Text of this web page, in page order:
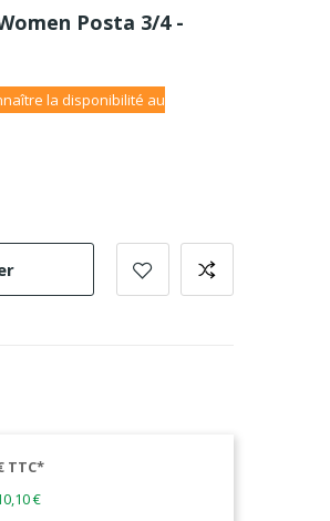
Posta 3/4 -
la disponibilité au
TTC*
€